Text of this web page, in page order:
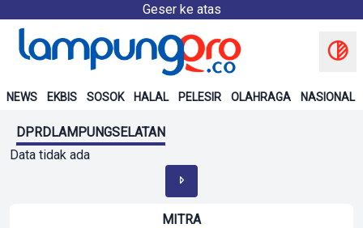
Geser ke atas
NEWS EKBIS SOSOK HALAL PELESIR OLAHRAGA NASIONAL
DPRDLAMPUNGSELATAN
Data tidak ada
MITRA